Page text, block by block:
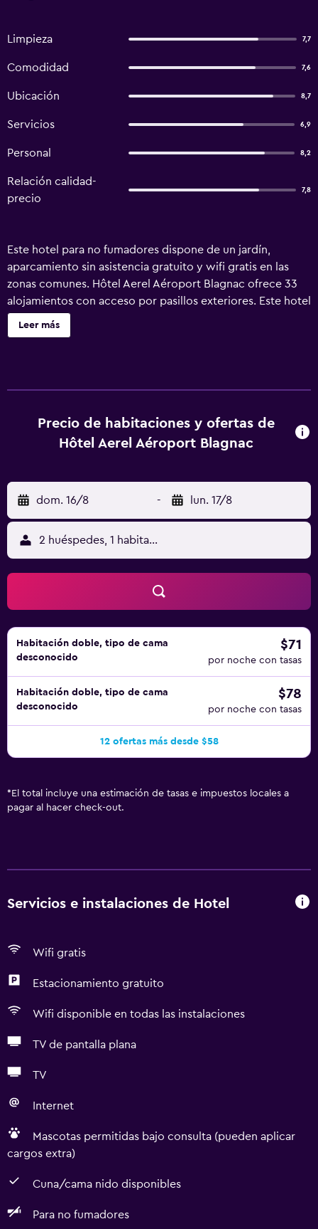
Limpieza 7,7
Comodidad 7,6
Ubicación 8,7
Servicios 6,9
Personal 8,2
Relación calidad-
precio
7,8
Este hotel para no fumadores dispone de un jardín,
aparcamiento sin asistencia gratuito y wifi gratis en las
zonas comunes. Hôtel Aerel Aéroport Blagnac ofrece 33
alojamientos con acceso por pasillos exteriores. Este hotel
en Blagnac ofrece acceso a Internet wifi gratis. Los
servicios para las personas de negocios incluyen
Leer más
Precio de habitaciones y ofertas de
Hôtel Aerel Aéroport Blagnac
dom. 16/8 - lun. 17/8
2 huéspedes, 1 habitación
Habitación doble, tipo de cama
desconocido
$71
por noche con tasas
Habitación doble, tipo de cama
desconocido
$78
por noche con tasas
12 ofertas más desde $58
* El total incluye una estimación de tasas e impuestos locales a
pagar al hacer check-out.
Servicios e instalaciones de Hotel
Wifi gratis
Estacionamiento gratuito
Wifi disponible en todas las instalaciones
TV de pantalla plana
TV
Internet
Mascotas permitidas bajo consulta (pueden aplicar
cargos extra)
Cuna/cama nido disponibles
Para no fumadores